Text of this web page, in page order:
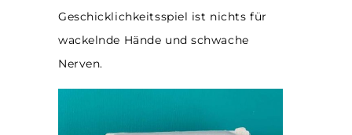
Geschicklichkeitsspiel ist nichts für
wackelnde Hände und schwache
Nerven.